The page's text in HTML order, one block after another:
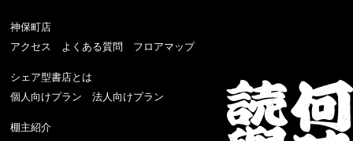
神保町店
アクセス
よくある質問 フロアマップ
シェア型書店とは
個人向けプラン
法人向けプラン
棚主紹介